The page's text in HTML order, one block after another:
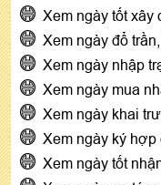
Xem ngày tốt xây
Xem ngày đổ
Xem ngày nhập
Xem ngày mua
Xem ngày khai
Xem ngày ký hợp
Xem ngày tốt